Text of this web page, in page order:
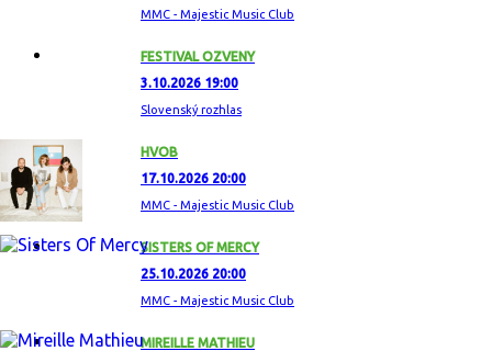
MMC - Majestic Music Club
FESTIVAL OZVENY
3.10.2026 19:00
Slovenský rozhlas
HVOB
17.10.2026 20:00
MMC - Majestic Music Club
SISTERS OF MERCY
25.10.2026 20:00
MMC - Majestic Music Club
MIREILLE MATHIEU